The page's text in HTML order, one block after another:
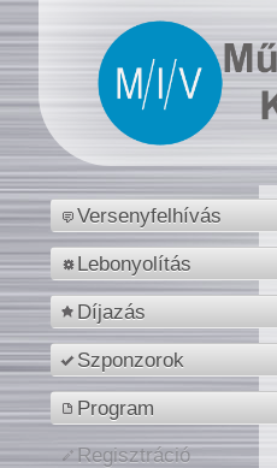
Versenyfelhívás
Lebonyolítás
Díjazás
Szponzorok
Program
Regisztráció